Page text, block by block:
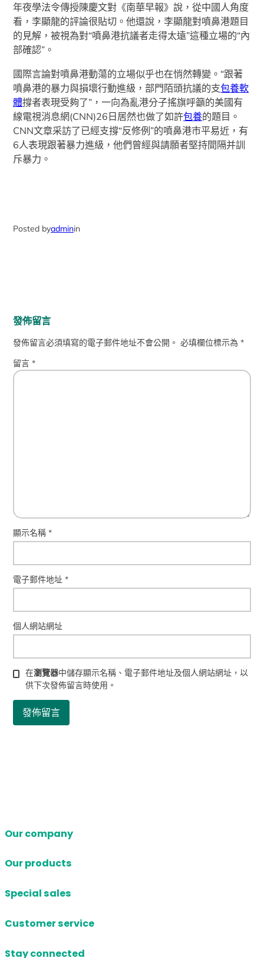
年夜學法令傳授陳慶文對《南華早報》說，從中國人角度
看，李顯龍的評論很貼切。他還說，李顯龍對噴鼻港題目
的見解，被視為對“噴鼻港抗議者走得太遠”這種立場的“內
部確認”。
國際言論對噴鼻港動蕩的立場似乎也在悄然轉變。“跟著
噴鼻港的暴力與損壞行動進級，部門陌頭抗議的支包養軟
體撐者表現受夠了”，一向為亂港分子搖旗呼籲的美國有
線電視消息網(CNN)26日居然也做了如許包養的題目。
CNN文章采訪了已經支撐“反修例”的噴鼻港市平易近，有
6人表現跟著暴力進級，他們曾經與請願者堅持間隔并訓
斥暴力。
Posted byadminin
發佈留言
發佈留言必須填寫的電子郵件地址不會公開。 必填欄位標示為*
留言*
顯示名稱*
電子郵件地址*
個人網站網址
在瀏覽器中儲存顯示名稱、電子郵件地址及個人網站網址，以
供下次發佈留言時使用。
Our company
Our products
Special sales
Customer service
Stay connected